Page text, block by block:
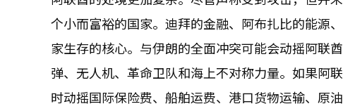
个小而富裕的国家。迪拜的金融、阿布扎比的能源
家生存的核心。与伊朗的全面冲突可能会动摇阿联
弹、无人机、革命卫队和海上不对称力量。如果阿
时动摇国际保险费、船舶运费、港口货物运输、